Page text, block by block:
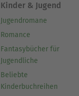
Kinder & Jugend
Jugendromane
Romance
Fantasybücher für
Jugendliche
Beliebte
Kinderbuchreihen